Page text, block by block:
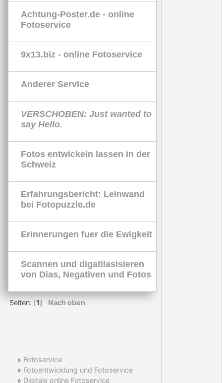
Achtung-Poster.de - online
Fotoservice
9x13.biz - online Fotoservice
Anderer Service
VERSCHOBEN: Just wanted to
say Hello.
Fotos entwickeln lassen in der
Schweiz
Erfahrungsbericht: Leinwand
bei Fotopuzzle.de
Erinnerungen fuer die Ewigkeit
Scannen und digatilasisieren
von Dias, Negativen und Fotos
Seiten: [1] Nach oben
» Fotoservice
» Fotoentwicklung und Fotoservice
» Digitale online Fotoservice